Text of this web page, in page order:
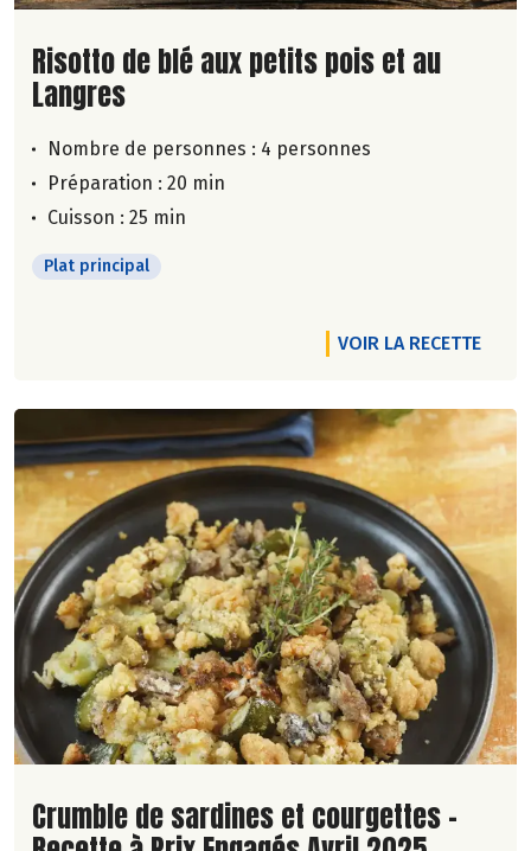
Lire la suite de la recette
Risotto de blé aux petits pois et au
Langres
Nombre de personnes : 4 personnes
Préparation : 20 min
Cuisson : 25 min
Plat principal
VOIR LA RECETTE
Lire la suite de la recette
Crumble de sardines et courgettes -